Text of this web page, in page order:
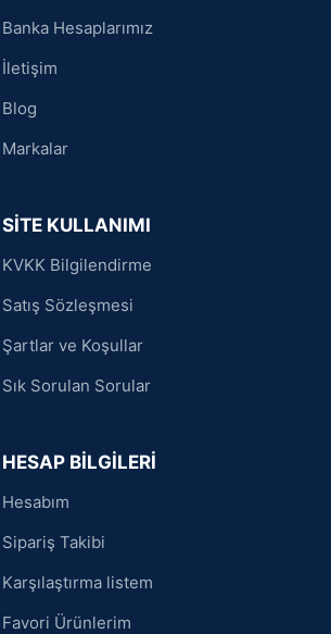
Banka Hesaplarımız
İletişim
Blog
Markalar
SİTE KULLANIMI
KVKK Bilgilendirme
Satış Sözleşmesi
Şartlar ve Koşullar
Sık Sorulan Sorular
HESAP BİLGİLERİ
Hesabım
Sipariş Takibi
Karşılaştırma listem
Favori Ürünlerim